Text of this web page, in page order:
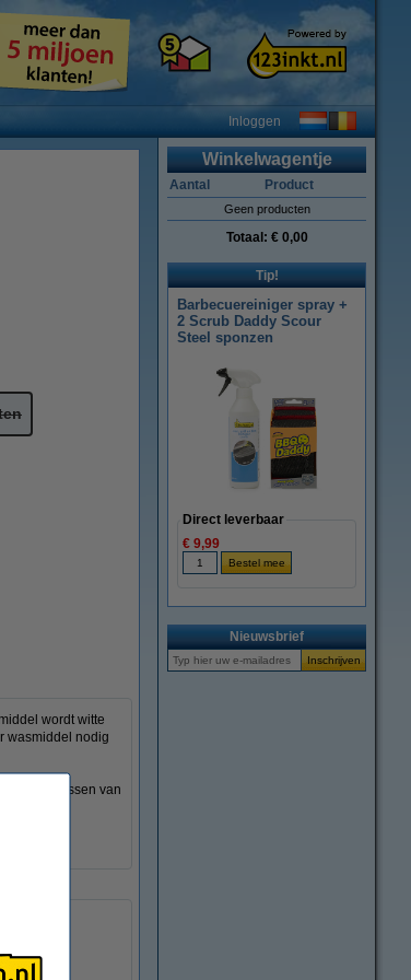
Inloggen
wordt witte
wasmiddel nodig
unieke flessen van
Winkelwagentje
Aantal Product
Geen producten
Totaal: € 0,00
Tip!
Barbecuereiniger spray +
2 Scrub Daddy Scour
Steel sponzen
Direct leverbaar
€ 9,99
Nieuwsbrief